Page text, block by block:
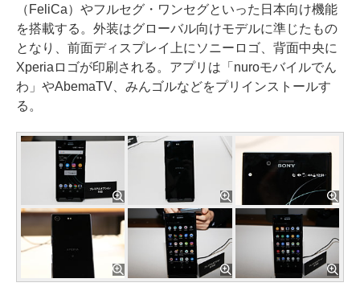
（FeliCa）やフルセグ・ワンセグといった日本向け機能
を搭載する。外装はグローバル向けモデルに準じたもの
となり、前面ディスプレイ上にソニーロゴ、背面中央に
Xperiaロゴが印刷される。アプリは「nuroモバイルでん
わ」やAbemaTV、みんゴルなどをプリインストールす
る。